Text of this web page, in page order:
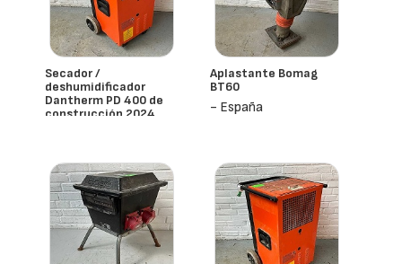
Secador /
deshumidificador
Dantherm PD 400 de
construcción 2024
Aplastante Bomag
BT60
- España